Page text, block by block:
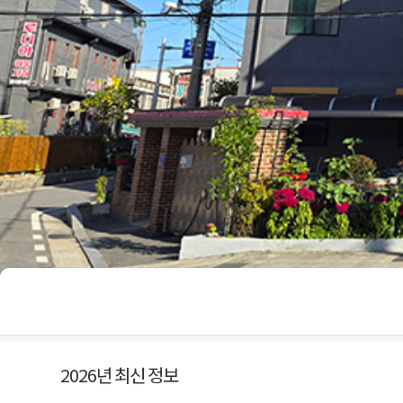
2026년 최신 정보